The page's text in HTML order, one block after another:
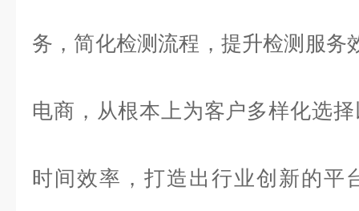
务，简化检测流程，提升检测服务
电商，从根本上为客户多样化选
时间效率，打造出行业创新的平